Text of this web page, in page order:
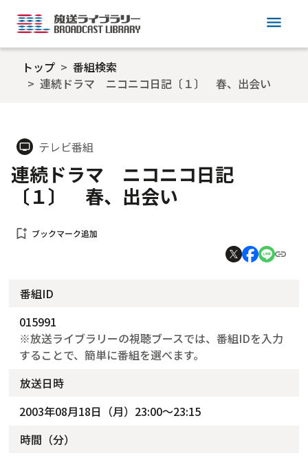
menu
トップ
番組検索
連続ドラマ ニコニコ日記〔１〕 春、出会い
tv テレビ番組
連続ドラマ ニコニコ日記
〔１〕 春、出会い
bookmark_add ブックマーク追加
番組ID
015991
※放送ライブラリーの視聴ブースでは、番組IDを入力
することで、簡単に番組を選べます。
放送日時
2003年08月18日（月）23:00～23:15
時間（分）